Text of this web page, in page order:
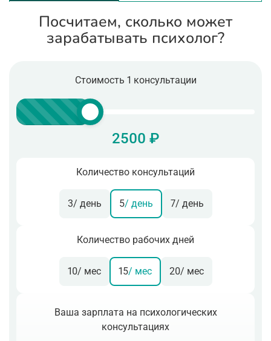
Посчитаем, сколько может
зарабатывать психолог?
Стоимость 1 консультации
2500 ₽
Количество консультаций
3/ день 5/ день 7/ день
Количество рабочих дней
10/ мес 15/ мес 20/ мес
Ваша зарплата на психологических
консультациях